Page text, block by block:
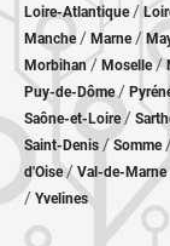
Loire-Atlantique/
Manche/ Marne/
Morbihan/ Moselle/
Puy-de-Dôme/
Saône-et-Loire/
Saint-Denis /Somme
d'Oise/ Val-de-Marne
/ Yvelines